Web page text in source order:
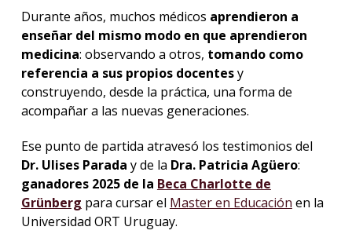
Durante años, muchos médicos aprendieron a
enseñar del mismo modo en que aprendieron
medicina: observando a otros, tomando como
referencia a sus propios docentesy
construyendo, desde la práctica, una forma de
acompañar a las nuevas generaciones.
Ese punto de partida atravesó los testimonios del
Dr. Ulises Parada y de la Dra. Patricia Agüero:
ganadores 2025 de la Beca Charlotte de
Grünberg para cursar el Master en Educación en la
Universidad ORT Uruguay.